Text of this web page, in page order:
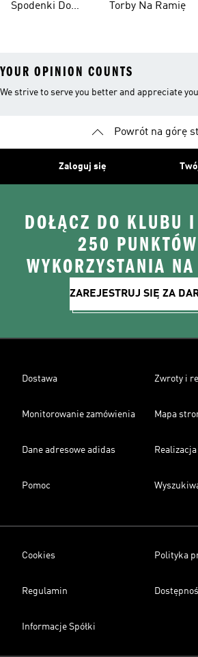
Spodenki Do
Torby Na Ramię
YOUR OPINION COUNTS
We strive to serve you better and appreciate
Powrót na górę
Zaloguj się
DOŁĄCZ DO KLUBU
250
WYKORZYSTANIA
ZAREJESTRUJ SIĘ ZA
Dostawa Zwroty i
Monitorowanie zamówienia Mapa
Dane adresowe adidas
Pomoc
Cookies Polityka
Regulamin
Informacje Spółki